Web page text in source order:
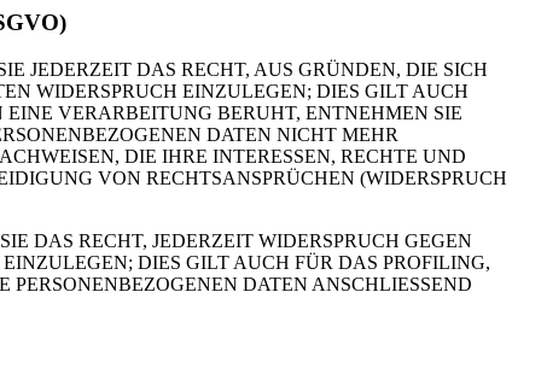
JEDERZEIT DAS RECHT, AUS GRÜNDEN, DIE SICH
WIDERSPRUCH EINZULEGEN; DIES GILT AUCH
VERARBEITUNG BERUHT, ENTNEHMEN SIE
DATEN NICHT MEHR
DIE IHRE INTERESSEN, RECHTE UND
VON RECHTSANSPRÜCHEN (WIDERSPRUCH
DAS RECHT, JEDERZEIT WIDERSPRUCH GEGEN
DIES GILT AUCH FÜR DAS PROFILING,
DATEN ANSCHLIESSEND